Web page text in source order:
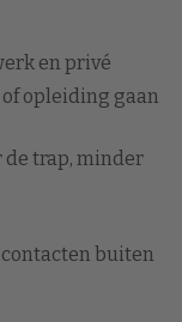
en privé
opleiding gaan
de trap, minder
buiten